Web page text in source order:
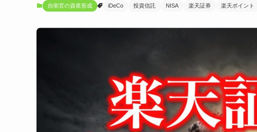
自衛官の資産形成 iDeCo 投資信託 NISA 楽天証券 楽天ポイント